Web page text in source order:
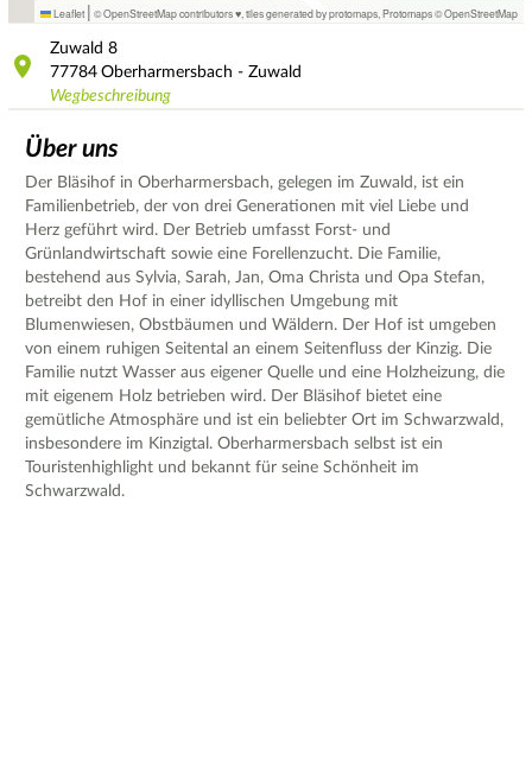
Leaflet | © OpenStreetMap contributors ♥, tiles generated by protomaps Protomaps©OpenStreetMap
Zuwald 8
77784 Oberharmersbach - Zuwald
Wegbeschreibung
Über uns
Der Bläsihof in Oberharmersbach, gelegen im Zuwald, ist ein
Familienbetrieb, der von drei Generationen mit viel Liebe und
Herz geführt wird. Der Betrieb umfasst Forst- und
Grünlandwirtschaft sowie eine Forellenzucht. Die Familie,
bestehend aus Sylvia, Sarah, Jan, Oma Christa und Opa Stefan,
betreibt den Hof in einer idyllischen Umgebung mit
Blumenwiesen, Obstbäumen und Wäldern. Der Hof ist umgeben
von einem ruhigen Seitental an einem Seitenfluss der Kinzig. Die
Familie nutzt Wasser aus eigener Quelle und eine Holzheizung, die
mit eigenem Holz betrieben wird. Der Bläsihof bietet eine
gemütliche Atmosphäre und ist ein beliebter Ort im Schwarzwald,
insbesondere im Kinzigtal. Oberharmersbach selbst ist ein
Touristenhighlight und bekannt für seine Schönheit im
Schwarzwald.